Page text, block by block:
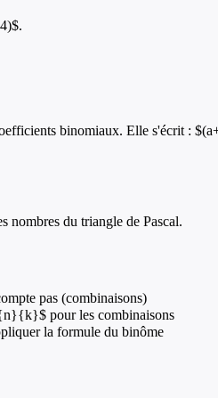
binomiaux. Elle s'écrit
du triangle de Pascal.
pas (combinaisons)
pour les combinaisons
la formule du binôme